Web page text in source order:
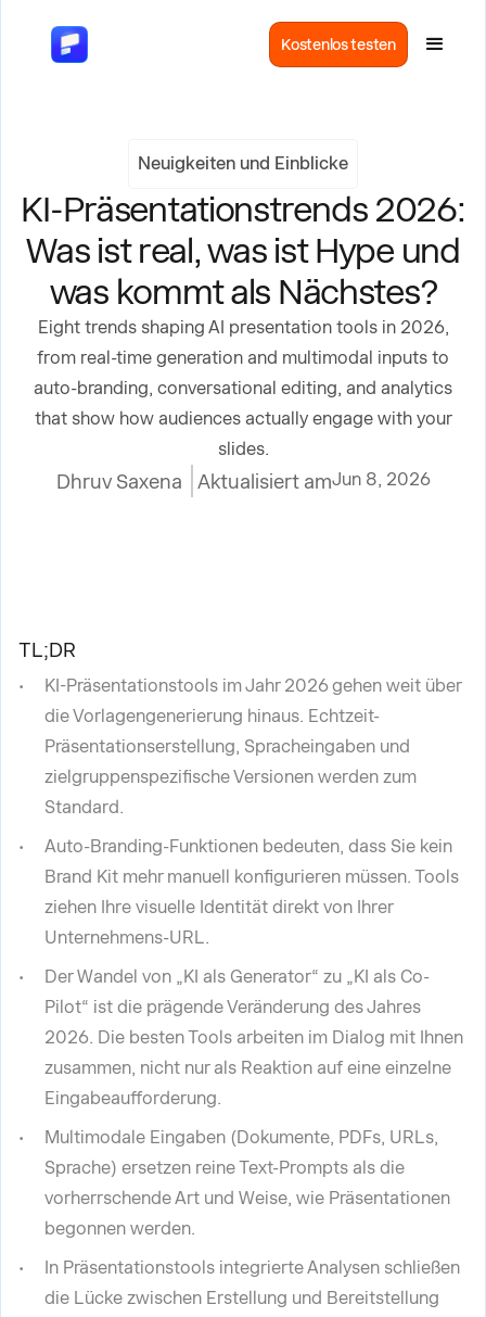
Kostenlos testen
Neuigkeiten und Einblicke
KI-Präsentationstrends 2026:
Was ist real, was ist Hype und
was kommt als Nächstes?
Eight trends shaping AI presentation tools in 2026,
from real-time generation and multimodal inputs to
auto-branding, conversational editing, and analytics
that show how audiences actually engage with your
slides.
Dhruv Saxena Aktualisiert amJun 8, 2026
TL;DR
KI-Präsentationstools im Jahr 2026 gehen weit über
die Vorlagengenerierung hinaus. Echtzeit-
Präsentationserstellung, Spracheingaben und
zielgruppenspezifische Versionen werden zum
Standard.
Auto-Branding-Funktionen bedeuten, dass Sie kein
Brand Kit mehr manuell konfigurieren müssen. Tools
ziehen Ihre visuelle Identität direkt von Ihrer
Unternehmens-URL.
Der Wandel von „KI als Generator“ zu „KI als Co-
Pilot“ ist die prägende Veränderung des Jahres
2026. Die besten Tools arbeiten im Dialog mit Ihnen
zusammen, nicht nur als Reaktion auf eine einzelne
Eingabeaufforderung.
Multimodale Eingaben (Dokumente, PDFs, URLs,
Sprache) ersetzen reine Text-Prompts als die
vorherrschende Art und Weise, wie Präsentationen
begonnen werden.
In Präsentationstools integrierte Analysen schließen
die Lücke zwischen Erstellung und Bereitstellung